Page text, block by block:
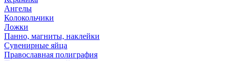
Ангелы
Колокольчики
Ложки
Панно, магниты, наклейки
Сувенирные яйца
Православная полиграфия